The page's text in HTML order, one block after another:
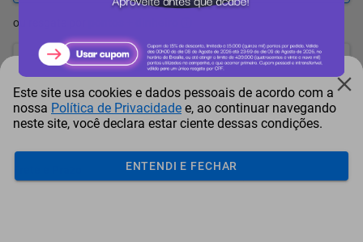
ou resgate por
25.321 pontos + R$ 129,40
23.914 pontos + R$ 194,12
22.508 pontos + R$ 258,80
Este site usa cookies e dados pessoais de acordo com a
nossa Política de Privacidade e, ao continuar navegando
neste site, você declara estar ciente dessas condições.
ENTENDI E FECHAR